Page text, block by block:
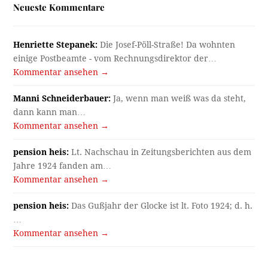
Neueste Kommentare
Henriette Stepanek: Die Josef-Pöll-Straße! Da wohnten
einige Postbeamte - vom Rechnungsdirektor der…
Kommentar ansehen →
Manni Schneiderbauer: Ja, wenn man weiß was da steht,
dann kann man…
Kommentar ansehen →
pension heis: Lt. Nachschau in Zeitungsberichten aus dem
Jahre 1924 fanden am…
Kommentar ansehen →
pension heis: Das Gußjahr der Glocke ist lt. Foto 1924; d. h.
Kommentar ansehen →